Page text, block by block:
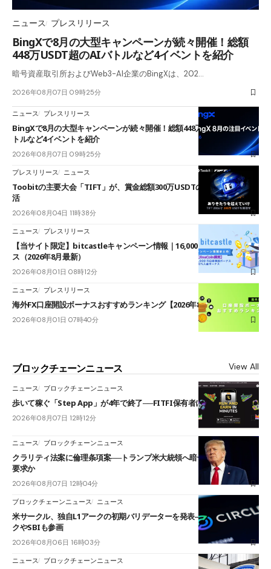
ニュース プレスリリース
BingXで8月の大型キャンペーンが続々開催！総額
448万USDT超のAIバトルなど4イベントを紹介
暗号資産取引所およびWeb3-AI企業のBingXは、202…
2026年08月07日 09時25分
ニュース プレスリリース
BingXで8月の大型キャンペーンが続々開催！総額448万USDT超のAIバ
トルなど4イベントを紹介
2026年08月07日 09時25分
プレスリリース ニュース
Toobitの主要大会「TIFT」が、賞金総額300万USDTのレースとして復
活
2026年08月04日 11時38分
ニュース プレスリリース
【当サイト限定】bitcastleキャンペーン情報｜16,000円口座開設ボーナ
ス（2026年8月最新）
2026年08月01日 08時12分
ニュース プレスリリース
海外FX口座開設ボーナスおすすめランキング【2026年8月最新】
2026年08月01日 07時40分
ブロックチェーンニュース View All
ニュース ブロックチェーンニュース
歩いて稼ぐ「Step App」が4年で終了──FITFI保有者に対応呼びかけ
2026年08月07日 12時12分
ニュース ブロックチェーンニュース
クラリティ法案に倫理条項案──トランプ米大統領へ暗号資産事業の売却
要求か
2026年08月07日 12時04分
ブロックチェーンニュース ニュース
米サークル、独自L1アークの初期バリデーターを発表――ブラックロッ
クやSBIも参画
2026年08月06日 16時03分
ニュース ブロックチェーンニュース